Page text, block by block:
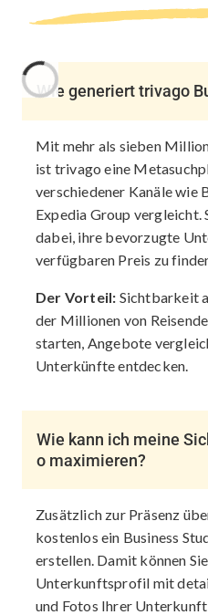
Wie generiert trivago
Mit mehr als sieben
ist trivago eine
verschiedener Kanäle wie
Expedia Group vergleicht.
dabei, ihre bevorzugte
verfügbaren Preis zu
Der Vorteil: Sichtbarkeit
der Millionen von
starten, Angebote
Unterkünfte entdecken.
Wie kann ich meine
o maximieren?
Zusätzlich zur Präsenz
kostenlos ein Business
erstellen. Damit können
Unterkunftsprofil mit
und Fotos Ihrer Unterkunft